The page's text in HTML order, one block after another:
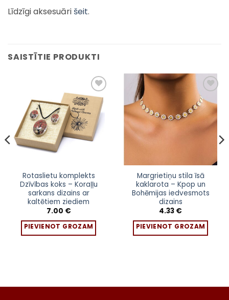
Līdzīgi aksesuāri šeit.
SAISTĪTIE PRODUKTI
Pievienot
sarakstam
Rotaslietu komplekts
Dzīvības koks – Koraļļu
sarkans dizains ar
kaltētiem ziediem
7.00 €
PIEVIENOT GROZAM
Pievienot
sarakstam
Margrietiņu stila īsā
kaklarota – Kpop un
Bohēmijas iedvesmots
dizains
4.33 €
PIEVIENOT GROZAM